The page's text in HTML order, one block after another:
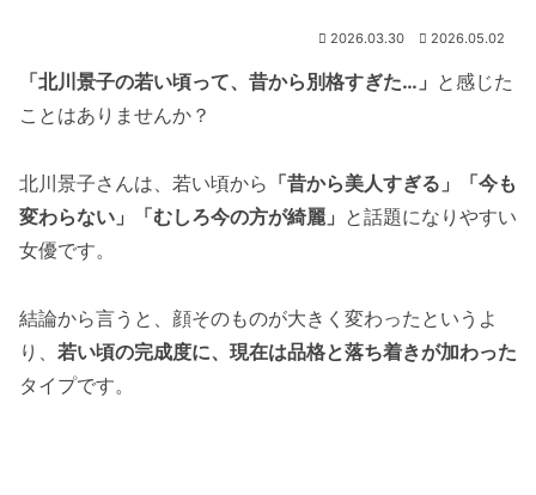
2026.03.30 2026.05.02
「北川景子の若い頃って、昔から別格すぎた…」 と感じた
ことはありませんか？
北川景子さんは、若い頃から 「昔から美人すぎる」「今も
変わらない」「むしろ今の方が綺麗」 と話題になりやすい
女優です。
結論から言うと、顔そのものが大きく変わったというよ
り、 若い頃の完成度に、現在は品格と落ち着きが加わった
タイプです。